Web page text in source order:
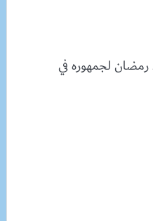
محمد رمضان لجمهوره في